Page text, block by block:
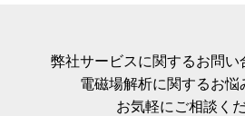
弊社サービスに関するお問い
電磁場解析に関するお悩
お気軽にご相談くだ